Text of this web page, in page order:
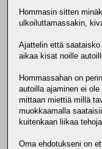
Hommasin sitten
ulkoiluttamassakin,
Ajattelin että
aikaa kisat noille
Hommassahan on
autoilla ajaminen ei
mittaan miettiä millä
muokkaamalla
kuitenkaan liikaa
Oma ehdotukseni on